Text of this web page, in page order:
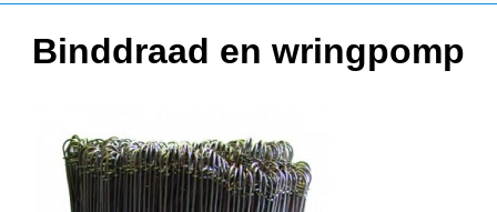
Binddraad en wringpomp